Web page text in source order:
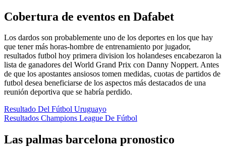
Cobertura de eventos en Dafabet
Los dardos son probablemente uno de los deportes en los que hay
que tener más horas-hombre de entrenamiento por jugador,
resultados futbol hoy primera division los holandeses encabezaron la
lista de ganadores del World Grand Prix con Danny Noppert. Antes
de que los apostantes ansiosos tomen medidas, cuotas de partidos de
futbol desea beneficiarse de los aspectos más destacados de una
reunión deportiva que se habría perdido.
Resultado Del Fútbol Uruguayo
Resultados Champions League De Fútbol
Las palmas barcelona pronostico